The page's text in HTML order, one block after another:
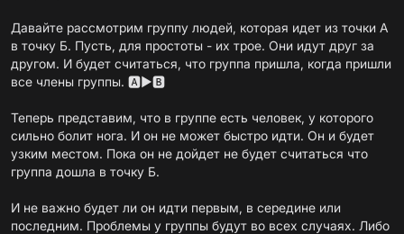
Давайте рассмотрим группу людей, которая идет из точки А
в точку Б. Пусть, для простоты - их трое. Они идут друг за
другом. И будет считаться, что группа пришла, когда пришли
все члены группы. 🅰️▶️🅱️
Теперь представим, что в группе есть человек, у которого
сильно болит нога. И он не может быстро идти. Он и будет
узким местом. Пока он не дойдет не будет считаться что
группа дошла в точку Б.
И не важно будет ли он идти первым, в середине или
последним. Проблемы у группы будут во всех случаях. Либо